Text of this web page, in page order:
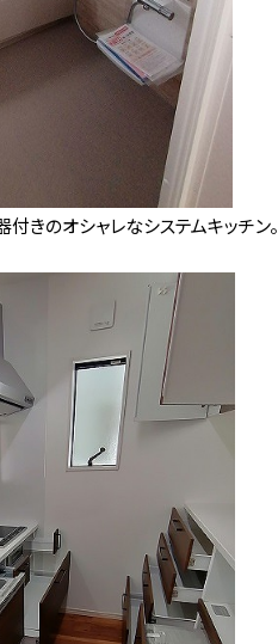
便利屋じくう
空まるしぇ
会社概要
お問い合わせ
きのオシャレなシステムキッチン。